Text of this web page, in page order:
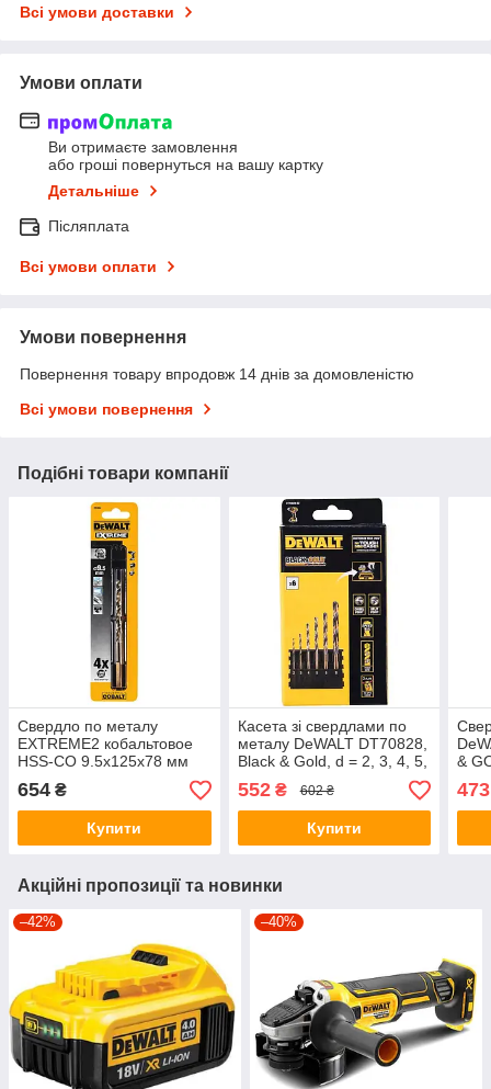
Всі умови доставки
Умови оплати
Ви отримаєте замовлення
або гроші повернуться на вашу картку
Детальніше
Післяплата
Всі умови оплати
Умови повернення
Повернення товару впродовж 14 днів за домовленістю
Всі умови повернення
Подібні товари компанії
Свердло по металу
EXTREME2 кобальтовое
HSS-CO 9.5x125x78 мм
654 ₴
Купити
Касета зі свердлами по
металу DeWALT DT70828,
Black & Gold, d = 2, 3, 4, 5,
552₴ 602 ₴
Купити
&
151
101
473
Акційні пропозиції та новинки
–42% –40%